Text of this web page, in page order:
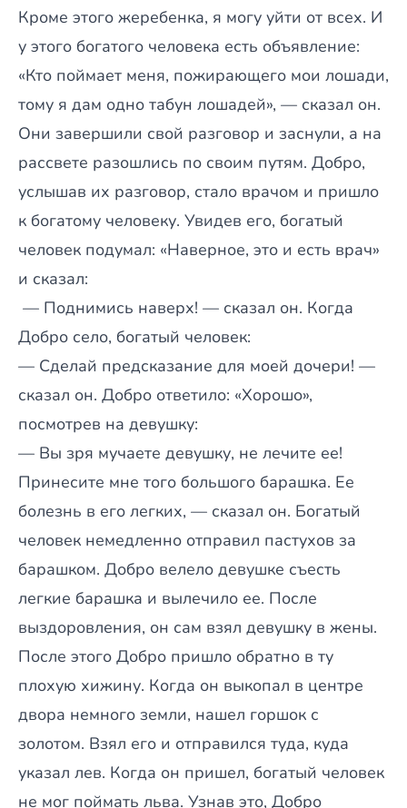
Кроме этого жеребенка, я могу уйти от всех. И
у этого богатого человека есть объявление:
«Кто поймает меня, пожирающего мои лошади,
тому я дам одно табун лошадей», — сказал он.
Они завершили свой разговор и заснули, а на
рассвете разошлись по своим путям. Добро,
услышав их разговор, стало врачом и пришло
к богатому человеку. Увидев его, богатый
человек подумал: «Наверное, это и есть врач»
и сказал:
— Поднимись наверх! — сказал он. Когда
Добро село, богатый человек:
— Сделай предсказание для моей дочери! —
сказал он. Добро ответило: «Хорошо»,
посмотрев на девушку:
— Вы зря мучаете девушку, не лечите ее!
Принесите мне того большого барашка. Ее
болезнь в его легких, — сказал он. Богатый
человек немедленно отправил пастухов за
барашком. Добро велело девушке съесть
легкие барашка и вылечило ее. После
выздоровления, он сам взял девушку в жены.
После этого Добро пришло обратно в ту
плохую хижину. Когда он выкопал в центре
двора немного земли, нашел горшок с
золотом. Взял его и отправился туда, куда
указал лев. Когда он пришел, богатый человек
не мог поймать льва. Узнав это, Добро